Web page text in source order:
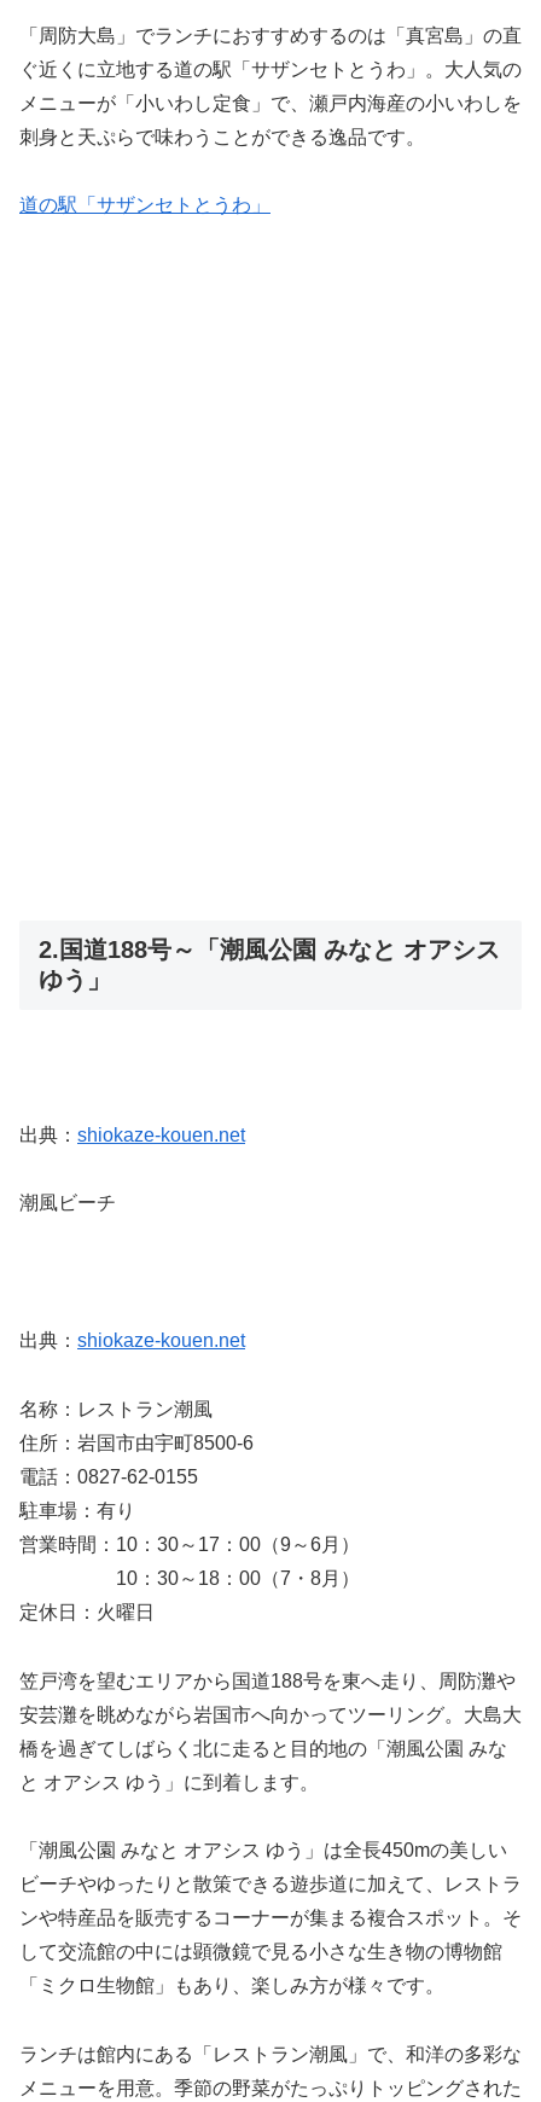
「周防大島」でランチにおすすめするのは「真宮島」の直
ぐ近くに立地する道の駅「サザンセトとうわ」。大人気の
メニューが「小いわし定食」で、瀬戸内海産の小いわしを
刺身と天ぷらで味わうことができる逸品です。
道の駅「サザンセトとうわ」
2.国道188号～「潮風公園 みなと オアシス
ゆう」
出典： shiokaze-kouen.net
潮風ビーチ
出典： shiokaze-kouen.net
名称：レストラン潮風
住所：岩国市由宇町8500-6
電話：0827-62-0155
駐車場：有り
営業時間：10：30～17：00（9～6月）
10：30～18：00（7・8月）
定休日：火曜日
笠戸湾を望むエリアから国道188号を東へ走り、周防灘や
安芸灘を眺めながら岩国市へ向かってツーリング。大島大
橋を過ぎてしばらく北に走ると目的地の「潮風公園 みな
と オアシス ゆう」に到着します。
「潮風公園 みなと オアシス ゆう」は全長450mの美しい
ビーチやゆったりと散策できる遊歩道に加えて、レストラ
ンや特産品を販売するコーナーが集まる複合スポット。そ
して交流館の中には顕微鏡で見る小さな生き物の博物館
「ミクロ生物館」もあり、楽しみ方が様々です。
ランチは館内にある「レストラン潮風」で、和洋の多彩な
メニューを用意。季節の野菜がたっぷりトッピングされた